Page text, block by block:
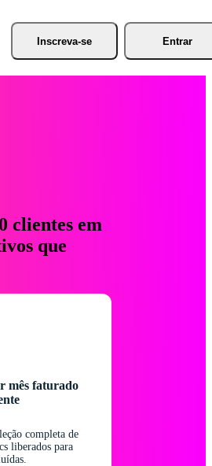
Inscreva-se Entrar
clientes em
que
mês faturado
completa de
liberados para